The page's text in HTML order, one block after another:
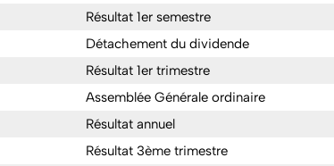
Résultat 1er semestre
Détachement du dividende
Résultat 1er trimestre
Assemblée Générale ordinaire
Résultat annuel
Résultat 3ème trimestre